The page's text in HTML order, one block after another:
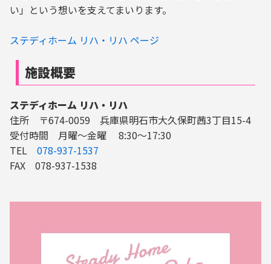
い」という想いを支えてまいります。
ステディホーム リハ・リハ ページ
施設概要
ステディホーム リハ・リハ
住所 〒674-0059 兵庫県明石市大久保町茜3丁目15-4
受付時間 月曜～金曜 8:30～17:30
TEL 078-937-1537
FAX 078-937-1538